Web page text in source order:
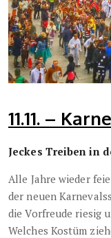
11.11. –
Jeckes Treiben in
Alle Jahre wieder
der neuen
die Vorfreude riesig
Welches Kostüm